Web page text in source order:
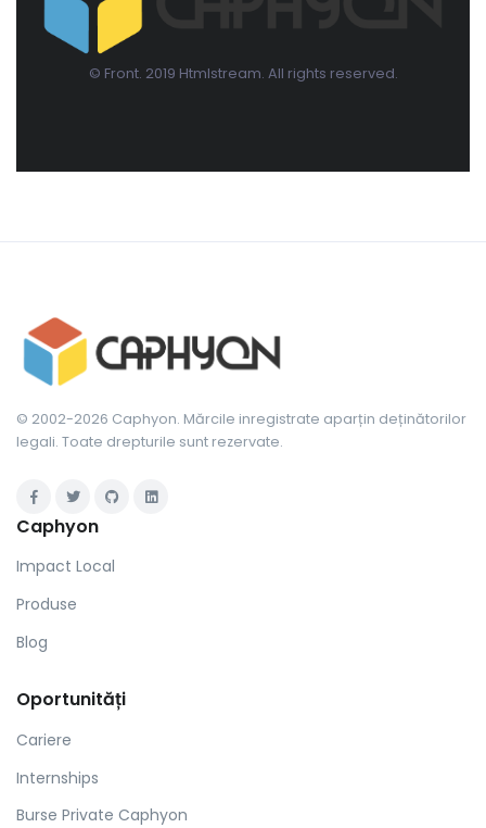
© Front. 2019 Htmlstream. All rights reserved.
© 2002-2026 Caphyon. Mărcile inregistrate aparțin deținătorilor
legali. Toate drepturile sunt rezervate.
Caphyon
Impact Local
Produse
Blog
Oportunități
Cariere
Internships
Burse Private Caphyon